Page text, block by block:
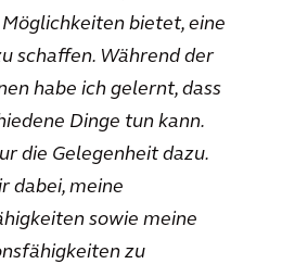
bietet, eine
schaffen. Während der
habe ich gelernt, dass
Dinge tun kann.
die Gelegenheit dazu.
dabei, meine
sowie meine
zu